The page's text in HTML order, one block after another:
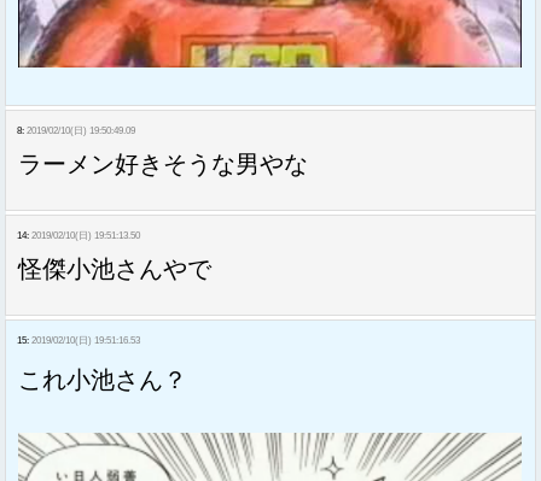
8: 2019/02/10(日) 19:50:49.09
ラーメン好きそうな男やな
14: 2019/02/10(日) 19:51:13.50
怪傑小池さんやで
15: 2019/02/10(日) 19:51:16.53
これ小池さん？